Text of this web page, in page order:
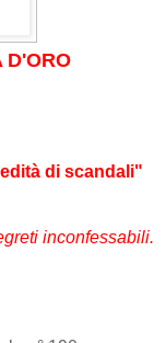
D'ORO
di scandali"
inconfessabili.